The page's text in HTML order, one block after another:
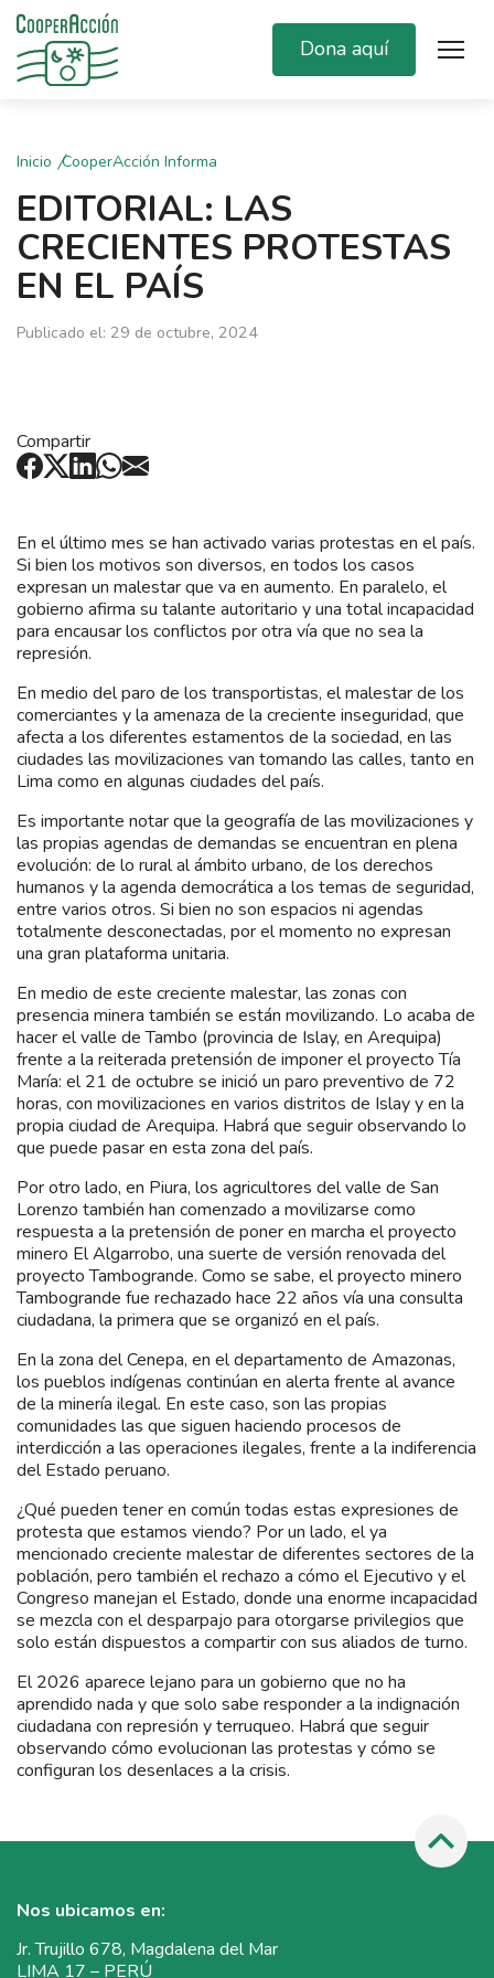
Dona aquí
Inicio CooperAcción Informa
EDITORIAL: LAS
CRECIENTES PROTESTAS
EN EL PAÍS
Publicado el: 29 de octubre, 2024
Compartir
En el último mes se han activado varias protestas en el país.
Si bien los motivos son diversos, en todos los casos
expresan un malestar que va en aumento. En paralelo, el
gobierno afirma su talante autoritario y una total incapacidad
para encausar los conflictos por otra vía que no sea la
represión.
En medio del paro de los transportistas, el malestar de los
comerciantes y la amenaza de la creciente inseguridad, que
afecta a los diferentes estamentos de la sociedad, en las
ciudades las movilizaciones van tomando las calles, tanto en
Lima como en algunas ciudades del país.
Es importante notar que la geografía de las movilizaciones y
las propias agendas de demandas se encuentran en plena
evolución: de lo rural al ámbito urbano, de los derechos
humanos y la agenda democrática a los temas de seguridad,
entre varios otros. Si bien no son espacios ni agendas
totalmente desconectadas, por el momento no expresan
una gran plataforma unitaria.
En medio de este creciente malestar, las zonas con
presencia minera también se están movilizando. Lo acaba de
hacer el valle de Tambo (provincia de Islay, en Arequipa)
frente a la reiterada pretensión de imponer el proyecto Tía
María: el 21 de octubre se inició un paro preventivo de 72
horas, con movilizaciones en varios distritos de Islay y en la
propia ciudad de Arequipa. Habrá que seguir observando lo
que puede pasar en esta zona del país.
Por otro lado, en Piura, los agricultores del valle de San
Lorenzo también han comenzado a movilizarse como
respuesta a la pretensión de poner en marcha el proyecto
minero El Algarrobo, una suerte de versión renovada del
proyecto Tambogrande. Como se sabe, el proyecto minero
Tambogrande fue rechazado hace 22 años vía una consulta
ciudadana, la primera que se organizó en el país.
En la zona del Cenepa, en el departamento de Amazonas,
los pueblos indígenas continúan en alerta frente al avance
de la minería ilegal. En este caso, son las propias
comunidades las que siguen haciendo procesos de
interdicción a las operaciones ilegales, frente a la indiferencia
del Estado peruano.
¿Qué pueden tener en común todas estas expresiones de
protesta que estamos viendo? Por un lado, el ya
mencionado creciente malestar de diferentes sectores de la
población, pero también el rechazo a cómo el Ejecutivo y el
Congreso manejan el Estado, donde una enorme incapacidad
se mezcla con el desparpajo para otorgarse privilegios que
solo están dispuestos a compartir con sus aliados de turno.
El 2026 aparece lejano para un gobierno que no ha
aprendido nada y que solo sabe responder a la indignación
ciudadana con represión y terruqueo. Habrá que seguir
observando cómo evolucionan las protestas y cómo se
configuran los desenlaces a la crisis.
Nos ubicamos en:
Jr. Trujillo 678, Magdalena del Mar
LIMA 17 – PERÚ